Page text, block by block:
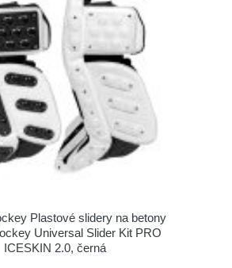
Plastové slidery na betony
Universal Slider Kit PRO
ICESKIN 2.0, černá